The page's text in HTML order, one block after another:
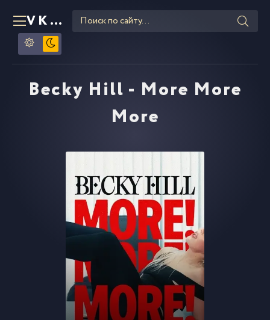
VKLIPE RU
Becky Hill - More More
More